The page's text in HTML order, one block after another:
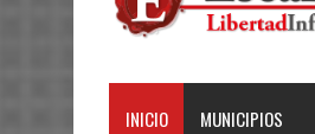
INICIO MUNICIPIOS